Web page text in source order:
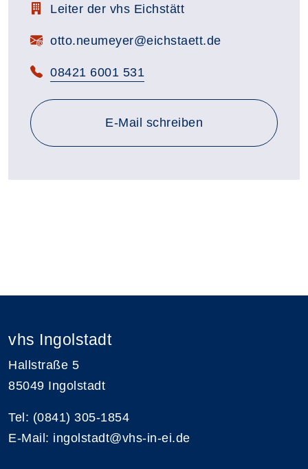
Zimmerbezeichnung:
Leiter der vhs Eichstätt
E-Mail:otto.neumeyer@eichstaett.de
Telefon:
08421 6001 531
E-Mail schreiben
vhs Ingolstadt
Hallstraße 5
85049 Ingolstadt
Tel: (0841) 305-1854
E-Mail: ingolstadt@vhs-in-ei.de